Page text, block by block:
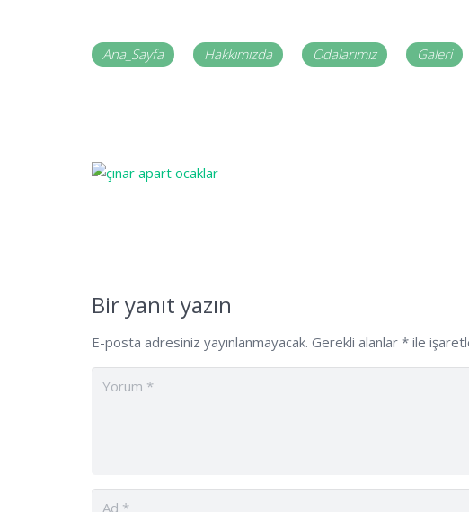
Ana_Sayfa Hakkımızda Odalarımız Galeri
Bir yanıt yazın
E-posta adresiniz yayınlanmayacak. Gerekli alanlar * ile